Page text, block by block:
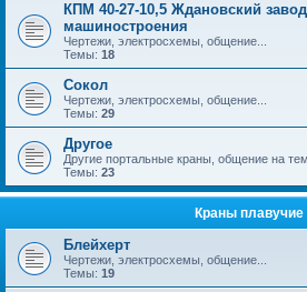
КПМ 40-27-10,5 Ждановский
машиностроения
Чертежи, электросхемы, общение...
Темы: 18
Сокол
Чертежи, электросхемы, общение...
Темы: 29
Другое
Другие портальные краны, общение на
Темы: 23
Краны плавучие
Блейхерт
Чертежи, электросхемы, общение...
Темы: 19